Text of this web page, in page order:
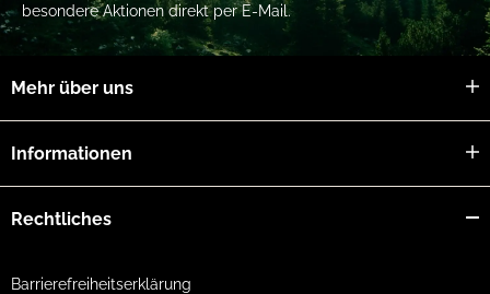
besondere Aktionen direkt per E-Mail.
Mehr über uns
Informationen
Rechtliches
Barrierefreiheitserklärung